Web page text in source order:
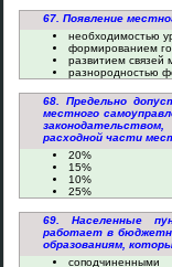
67. Появление
необходимостью
формированием
развитием связей
разнородностью
68. Предельно
местного
расходной части
20%
15%
10%
25%
69. Населенные
работает в
образованиям,
соподчиненными